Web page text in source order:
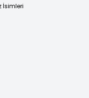
İsimleri